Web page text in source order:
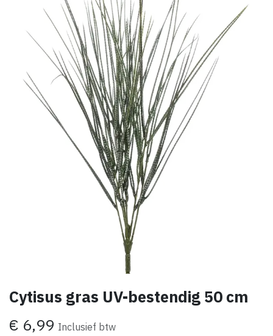
Cytisus gras UV-bestendig 50 cm
€ 6,99 Inclusief btw